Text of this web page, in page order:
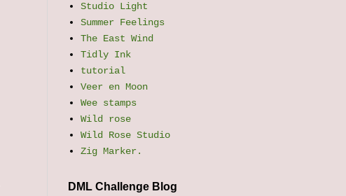
Studio Light
Summer Feelings
The East Wind
Tidly Ink
tutorial
Veer en Moon
Wee stamps
Wild rose
Wild Rose Studio
Zig Marker.
DML Challenge Blog